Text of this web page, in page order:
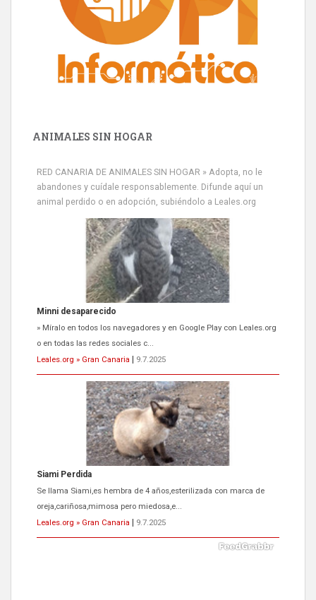
ANIMALES SIN HOGAR
RED CANARIA DE ANIMALES SIN HOGAR » Adopta, no le
abandones y cuídale responsablemente. Difunde aquí un
animal perdido o en adopción, subiéndolo a Leales.org
Minni desaparecido
» Míralo en todos los navegadores y en Google Play con Leales.org
o en todas las redes sociales c...
Leales.org » Gran Canaria | 9.7.2025
Siami Perdida
Se llama Siami,es hembra de 4 años,esterilizada con marca de
oreja,cariñosa,mimosa pero miedosa,e...
Leales.org » Gran Canaria | 9.7.2025